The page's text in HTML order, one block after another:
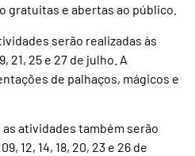
gratuitas e abertas ao público.
serão realizadas às
21, 25 e 27 de julho. A
de palhaços, mágicos e
atividades também serão
12, 14, 18, 20, 23 e 26 de